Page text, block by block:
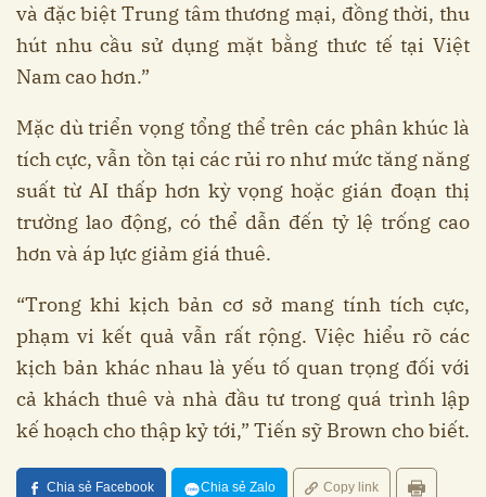
và đặc biệt Trung tâm thương mại, đồng thời, thu
hút nhu cầu sử dụng mặt bằng thưc tế tại Việt
Nam cao hơn.”
Mặc dù triển vọng tổng thể trên các phân khúc là
tích cực, vẫn tồn tại các rủi ro như mức tăng năng
suất từ AI thấp hơn kỳ vọng hoặc gián đoạn thị
trường lao động, có thể dẫn đến tỷ lệ trống cao
hơn và áp lực giảm giá thuê.
“Trong khi kịch bản cơ sở mang tính tích cực,
phạm vi kết quả vẫn rất rộng. Việc hiểu rõ các
kịch bản khác nhau là yếu tố quan trọng đối với
cả khách thuê và nhà đầu tư trong quá trình lập
kế hoạch cho thập kỷ tới,” Tiến sỹ Brown cho biết.
Chia sẻ Facebook Chia sẻ Zalo Copy link